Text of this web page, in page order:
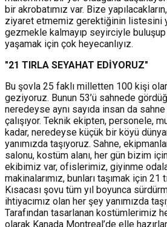
bir akrobatımız var. Bize
ziyaret etmemiz gerektiğinin listesini
gezmekle kalmayıp seyirciyle
yaşamak için çok heyecanlıyız.
"21 TIRLA SEYAHAT EDİYORUZ"
Bu şovla 25 faklı milletten 100 kişi
geziyoruz. Bunun 53’ü sahnede
neredeyse aynı sayıda insan da
çalışıyor. Teknik ekipten, personele,
kadar, neredeyse küçük bir köyü
yanımızda taşıyoruz. Sahne,
salonu, kostüm alanı, her gün bizim
ekibimiz var, ofislerimiz, giyinme
makinalarımız, bunları taşımak için
Kısacası şovu tüm yıl boyunca
ihtiyacımız olan her şey yanımızda
Tarafından tasarlanan kostümlerimiz
olarak Kanada Montreal’de elle